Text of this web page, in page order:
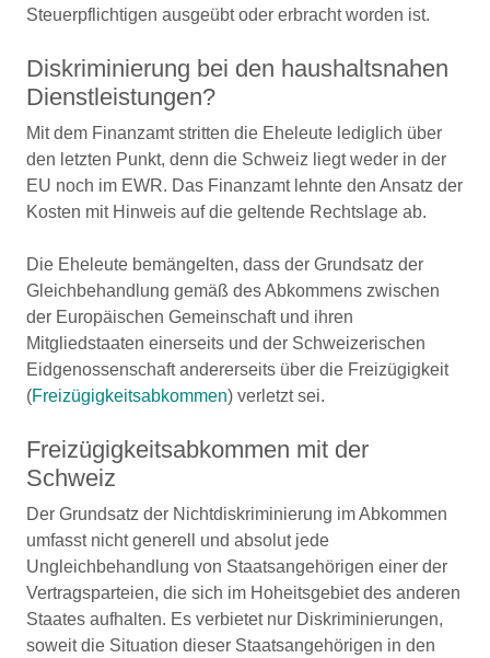
Steuerpflichtigen ausgeübt oder erbracht worden ist.
Diskriminierung bei den haushaltsnahen
Dienstleistungen?
Mit dem Finanzamt stritten die Eheleute lediglich über
den letzten Punkt, denn die Schweiz liegt weder in der
EU noch im EWR. Das Finanzamt lehnte den Ansatz der
Kosten mit Hinweis auf die geltende Rechtslage ab.
Die Eheleute bemängelten, dass der Grundsatz der
Gleichbehandlung gemäß des Abkommens zwischen
der Europäischen Gemeinschaft und ihren
Mitgliedstaaten einerseits und der Schweizerischen
Eidgenossenschaft andererseits über die Freizügigkeit
(Freizügigkeitsabkommen) verletzt sei.
Freizügigkeitsabkommen mit der
Schweiz
Der Grundsatz der Nichtdiskriminierung im Abkommen
umfasst nicht generell und absolut jede
Ungleichbehandlung von Staatsangehörigen einer der
Vertragsparteien, die sich im Hoheitsgebiet des anderen
Staates aufhalten. Es verbietet nur Diskriminierungen,
soweit die Situation dieser Staatsangehörigen in den